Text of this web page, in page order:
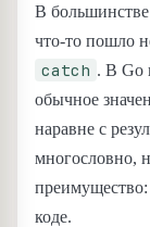
В
что-то пошло
catch . В Go
обычное
наравне с
многословно,
коде.